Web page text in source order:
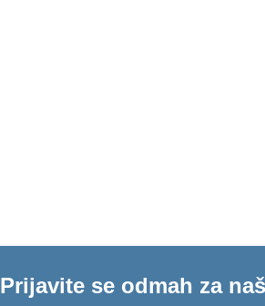
Prijavite se odmah za